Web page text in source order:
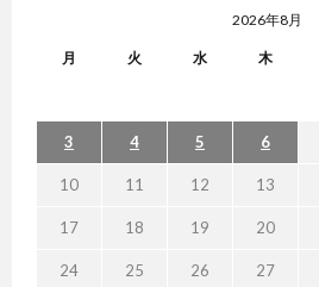
2026年8月
月 火 水 木
3 4 5 6
10 11 12 13
17 18 19 20
24 25 26 27